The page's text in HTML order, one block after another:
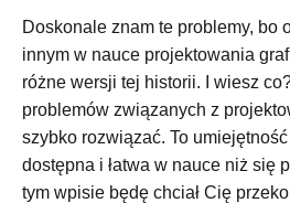
Doskonale znam te problemy, bo
innym w nauce projektowania
różne wersji tej historii. I wiesz
problemów związanych z
szybko rozwiązać. To
dostępna i łatwa w nauce niż się
tym wpisie będę chciał Cię